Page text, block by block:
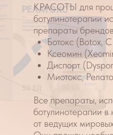
Ботулинотерапия в косметологии
КЛИНИКА КРАСОТЫ:
Этапы процедуры:
демакияж и очищение кожи
обработка кожи антисептиком
введение препарата
нанесение уходового средства.